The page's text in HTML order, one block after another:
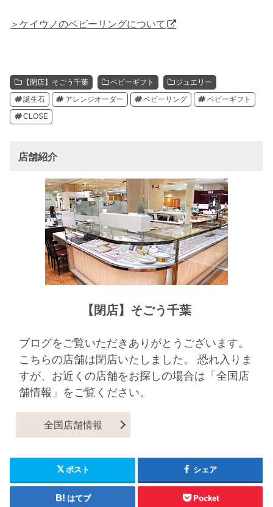
＞ケイウノのベビーリングについて
【閉店】そごう千葉 ベビーギフト ジュエリー
誕生石 アレンジオーダー ベビーリング ベビーギフト
CLOSE
店舗紹介
【閉店】そごう千葉
ブログをご覧いただきありがとうございます。
こちらの店舗は閉店いたしました。 恐れ入りま
すが、お近くの店舗をお探しの場合は「全国店
舗情報」をご覧ください。
全国店舗情報
ポスト シェア
はてブ Pocket